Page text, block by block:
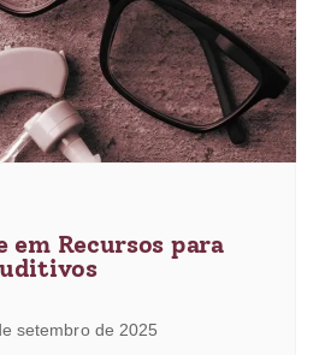
em Recursos para
setembro de 2025